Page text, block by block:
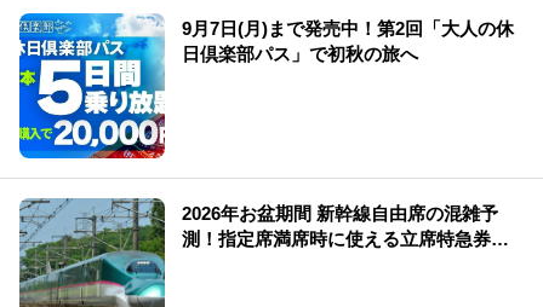
9月7日(月)まで発売中！第2回「大人の休
日倶楽部パス」で初秋の旅へ
2026年お盆期間 新幹線自由席の混雑予
測！指定席満席時に使える立席特急券も